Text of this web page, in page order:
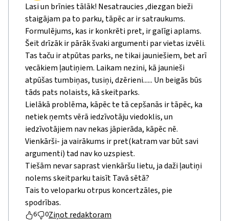
Lasi un brīnies tālāk! Nesatraucies ,diezgan bieži
staigājam pa to parku, tāpēc ar ir satraukums.
Formulējums, kas ir konkrēti pret, ir galīgi aplams.
Šeit drīzāk ir pārāk švaki argumenti par vietas izvēli.
Tas taču ir atpūtas parks, ne tikai jauniešiem, bet arī
vecākiem ļautiņiem. Laikam nezini, kā jaunieši
atpūšas tumbiņas, tusiņi, dzērieni...... Un beigās būs
tāds pats nolaists, kā skeitparks.
Lielākā problēma, kāpēc te tā cepšanās ir tāpēc, ka
netiek ņemts vērā iedzīvotāju viedoklis, un
iedzīvotājiem nav nekas jāpierāda, kāpēc nē.
Vienkārši- ja vairākums ir pret(katram var būt savi
argumenti) tad nav ko uzspiest.
Tiešām nevar saprast vienkāršu lietu, ja daži ļautiņi
nolems skeitparku taisīt Tavā sētā?
Tais to veloparku otrpus koncertzāles, pie
spodrības.
6 0Ziņot redaktoram